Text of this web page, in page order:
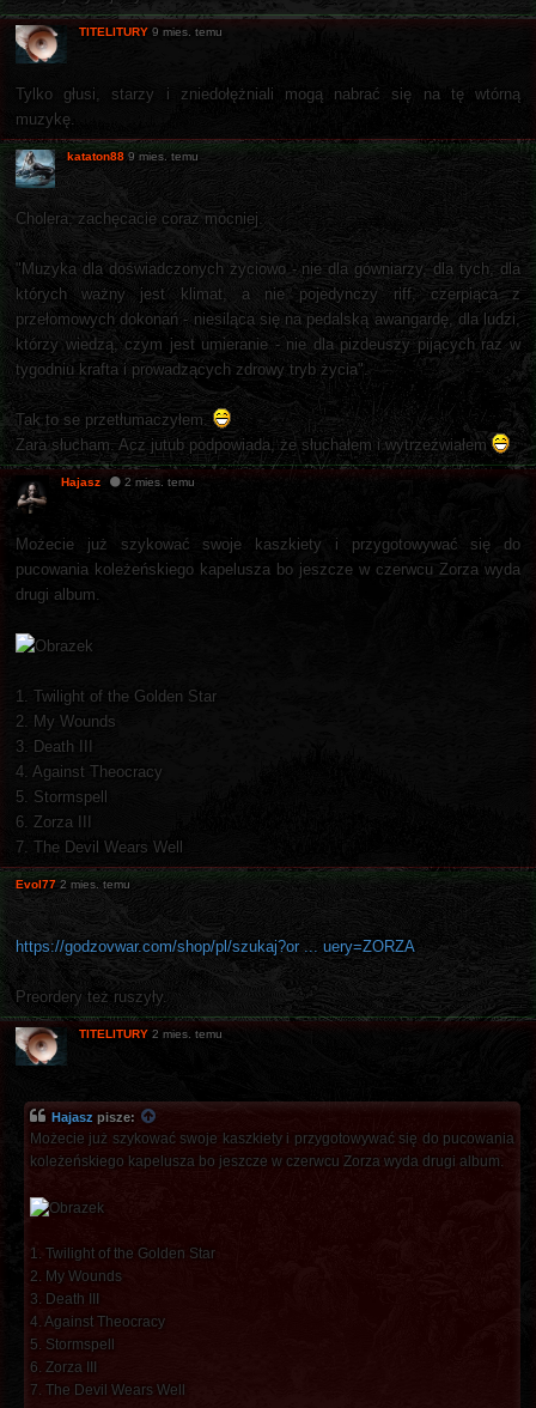
TITELITURY 9 mies. temu
Tylko głusi, starzy i zniedołężniali mogą nabrać się na tę wtórną
muzykę.
kataton88 9 mies. temu
Cholera, zachęcacie coraz mocniej.
"Muzyka dla doświadczonych życiowo - nie dla gówniarzy, dla tych, dla
których ważny jest klimat, a nie pojedynczy riff, czerpiąca z
przełomowych dokonań - niesiląca się na pedalską awangardę, dla ludzi,
którzy wiedzą, czym jest umieranie - nie dla pizdeuszy pijących raz w
tygodniu krafta i prowadzących zdrowy tryb życia".
Tak to se przetłumaczyłem.
Zara słucham. Acz jutub podpowiada, że słuchałem i wytrzeźwiałem
Hajasz 2 mies. temu
Możecie już szykować swoje kaszkiety i przygotowywać się do
pucowania koleżeńskiego kapelusza bo jeszcze w czerwcu Zorza wyda
drugi album.
1. Twilight of the Golden Star
2. My Wounds
3. Death III
4. Against Theocracy
5. Stormspell
6. Zorza III
7. The Devil Wears Well
Evol77 2 mies. temu
https://godzovwar.com/shop/pl/szukaj?or ... uery=ZORZA
Preordery też ruszyły.
TITELITURY 2 mies. temu
Hajasz pisze:
Możecie już szykować swoje kaszkiety i przygotowywać się do pucowania
koleżeńskiego kapelusza bo jeszcze w czerwcu Zorza wyda drugi album.
1. Twilight of the Golden Star
2. My Wounds
3. Death III
4. Against Theocracy
5. Stormspell
6. Zorza III
7. The Devil Wears Well